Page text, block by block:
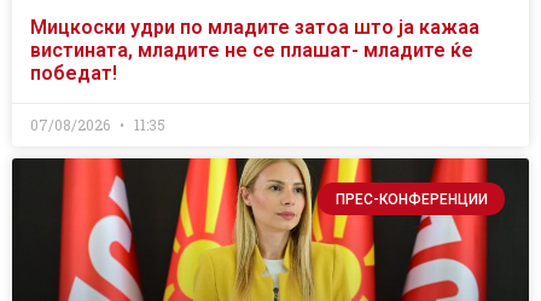
Мицкоски удри по младите затоа што ја кажаа
вистината, младите не се плашат- младите ќе
победат!
07/08/2026 11:35
ПРЕС-КОНФЕРЕНЦИИ